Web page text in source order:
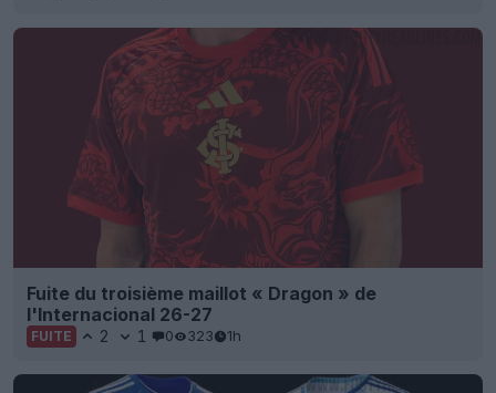
Fuite du troisième maillot « Dragon » de
l'Internacional 26-27
FUITE 2 1 0 323 1h